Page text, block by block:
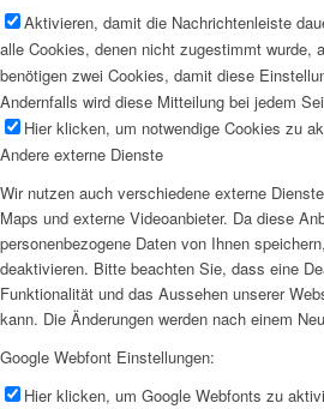
Aktivieren, damit die Nachrichtenleiste
alle Cookies, denen nicht zugestimmt wurde,
benötigen zwei Cookies, damit diese
Andernfalls wird diese Mitteilung bei jedem
Hier klicken, um notwendige Cookies zu
Andere externe Dienste
Wir nutzen auch verschiedene externe
Maps und externe Videoanbieter. Da diese
personenbezogene Daten von Ihnen
deaktivieren. Bitte beachten Sie, dass eine
Funktionalität und das Aussehen unserer
kann. Die Änderungen werden nach einem
Google Webfont Einstellungen:
Hier klicken, um Google Webfonts zu